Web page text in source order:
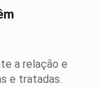
a relação e
e tratadas.